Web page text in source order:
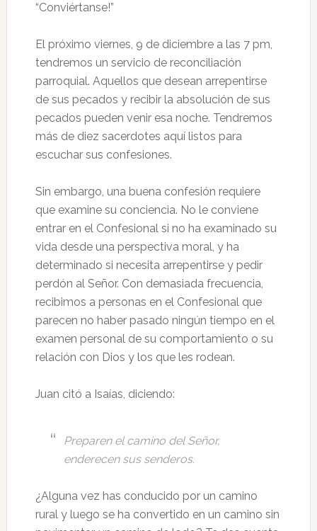
“Conviértanse!”
El próximo viernes, 9 de diciembre a las 7 pm,
tendremos un servicio de reconciliación
parroquial. Aquellos que desean arrepentirse
de sus pecados y recibir la absolución de sus
pecados pueden venir esa noche. Tendremos
más de diez sacerdotes aquí listos para
escuchar sus confesiones.
Sin embargo, una buena confesión requiere
que examine su conciencia. No le conviene
entrar en el Confesional si no ha examinado su
vida desde una perspectiva moral, y ha
determinado si necesita arrepentirse y pedir
perdón al Señor. Con demasiada frecuencia,
recibimos a personas en el Confesional que
parecen no haber pasado ningún tiempo en el
examen personal de su comportamiento o su
relación con Dios y los que les rodean.
Juan citó a Isaías, diciendo:
Preparen el camino del Señor,
enderecen sus senderos.
¿Alguna vez has conducido por un camino
rural y luego se ha convertido en un camino sin